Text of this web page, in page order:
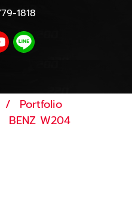
1818
Portfolio
BENZ W204